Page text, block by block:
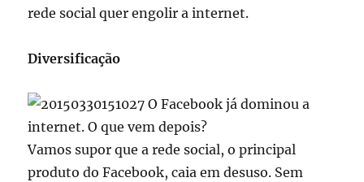
rede social quer engolir a internet.
Diversificação
Vamos supor que a rede social, o principal
produto do Facebook, caia em desuso. Sem